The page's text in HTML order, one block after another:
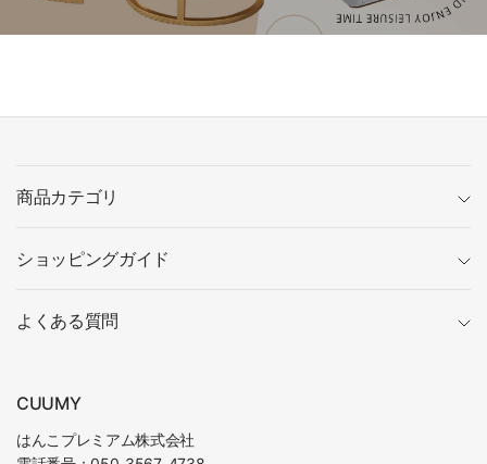
商品カテゴリ
ショッピングガイド
よくある質問
CUUMY
はんこプレミアム株式会社